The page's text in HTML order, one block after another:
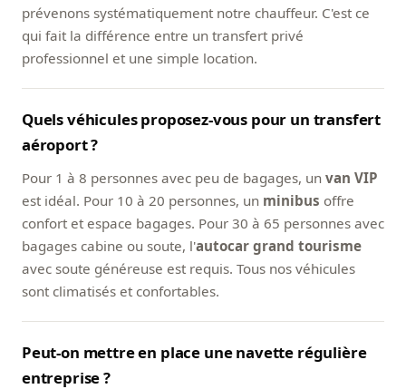
prévenons systématiquement notre chauffeur. C'est ce
qui fait la différence entre un transfert privé
professionnel et une simple location.
Quels véhicules proposez-vous pour un transfert
aéroport ?
Pour 1 à 8 personnes avec peu de bagages, un van VIP
est idéal. Pour 10 à 20 personnes, un minibus offre
confort et espace bagages. Pour 30 à 65 personnes avec
bagages cabine ou soute, l'autocar grand tourisme
avec soute généreuse est requis. Tous nos véhicules
sont climatisés et confortables.
Peut-on mettre en place une navette régulière
entreprise ?